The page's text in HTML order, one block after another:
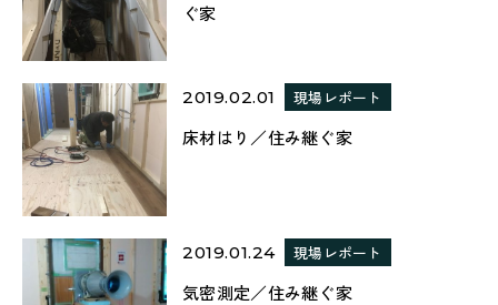
ぐ家
2019.02.01 現場レポート
床材はり／住み継ぐ家
2019.01.24 現場レポート
気密測定／住み継ぐ家